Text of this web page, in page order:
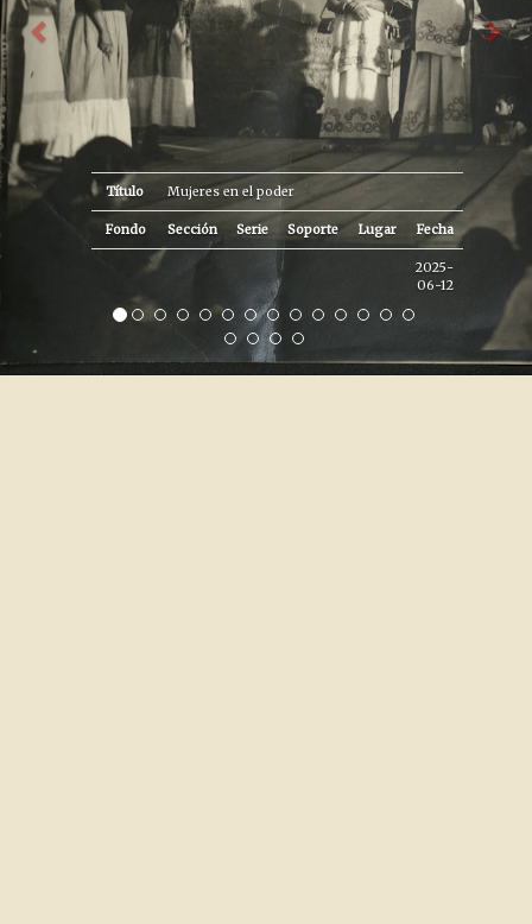
Título Mujeres en el poder
Fondo Sección Serie Soporte Lugar Fecha
2025-
06-12